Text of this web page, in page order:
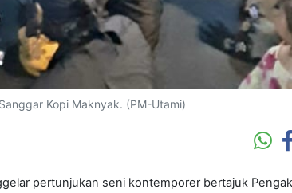
Kopi Maknyak. (PM-Utami)
pertunjukan seni kontemporer bertajuk